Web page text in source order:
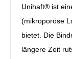
Unihaft® ist
(mikroporöse
bietet. Die
längere Zeit